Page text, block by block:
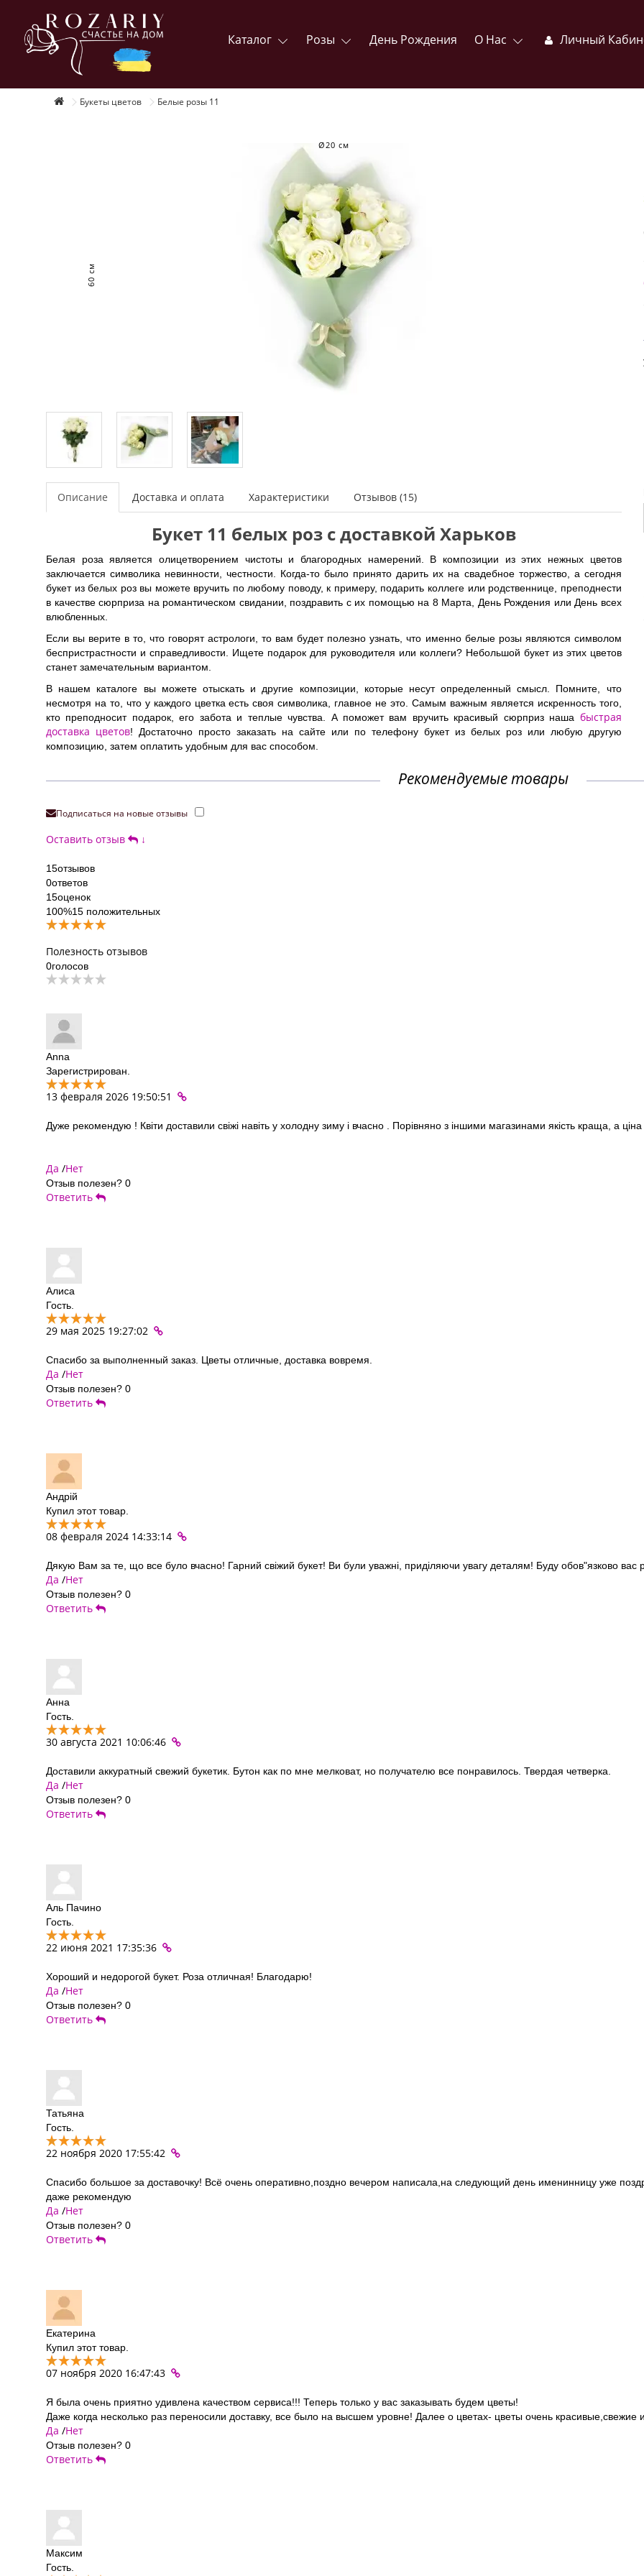
Каталог Розы День Рождения О Нас Личный
Букеты цветов Белые розы 11
Ø20 см
60 см
Описание Доставка и оплата Характеристики Отзывов (15)
Букет 11 белых роз с доставкой Харьков
Белая роза является олицетворением чистоты и благородных намерений. В композиции из этих нежных цветов
заключается символика невинности, честности. Когда-то было принято дарить их на свадебное торжество, а сегодня
букет из белых роз вы можете вручить по любому поводу, к примеру, подарить коллеге или родственнице, преподнести
в качестве сюрприза на романтическом свидании, поздравить с их помощью на 8 Марта, День Рождения или День всех
влюбленных.
Если вы верите в то, что говорят астрологи, то вам будет полезно узнать, что именно белые розы являются символом
беспристрастности и справедливости. Ищете подарок для руководителя или коллеги? Небольшой букет из этих цветов
станет замечательным вариантом.
В нашем каталоге вы можете отыскать и другие композиции, которые несут определенный смысл. Помните, что
несмотря на то, что у каждого цветка есть своя символика, главное не это. Самым важным является искренность того,
кто преподносит подарок, его забота и теплые чувства. А поможет вам вручить красивый сюрприз наша быстрая
доставка цветов! Достаточно просто заказать на сайте или по телефону букет из белых роз или любую другую
композицию, затем оплатить удобным для вас способом.
Рекомендуемые товары
Подписаться на новые отзывы
Оставить отзыв ↓
15отзывов
0ответов
15оценок
100%15 положительных
Полезность отзывов
0голосов
Anna
Зарегистрирован.
13 февраля 2026 19:50:51
Дуже рекомендую ! Квіти доставили свіжі навіть у холодну зиму і вчасно . Порівняно з іншими магазинами якість краща, а
Да /Нет
Отзыв полезен? 0
Ответить
Алиса
Гость.
29 мая 2025 19:27:02
Спасибо за выполненный заказ. Цветы отличные, доставка вовремя.
Да /Нет
Отзыв полезен? 0
Ответить
Андрій
Купил этот товар.
08 февраля 2024 14:33:14
Дякую Вам за те, що все було вчасно! Гарний свіжий букет! Ви були уважні, приділяючи увагу деталям! Буду обов"язково вас
Да /Нет
Отзыв полезен? 0
Ответить
Анна
Гость.
30 августа 2021 10:06:46
Доставили аккуратный свежий букетик. Бутон как по мне мелковат, но получателю все понравилось. Твердая четверка.
Да /Нет
Отзыв полезен? 0
Ответить
Аль Пачино
Гость.
22 июня 2021 17:35:36
Хороший и недорогой букет. Роза отличная! Благодарю!
Да /Нет
Отзыв полезен? 0
Ответить
Татьяна
Гость.
22 ноября 2020 17:55:42
Спасибо большое за доставочку! Всё очень оперативно,поздно вечером написала,на следующий день именинницу уже
даже рекомендую
Да /Нет
Отзыв полезен? 0
Ответить
Екатерина
Купил этот товар.
07 ноября 2020 16:47:43
Я была очень приятно удивлена качеством сервиса!!! Теперь только у вас заказывать будем цветы!
Даже когда несколько раз переносили доставку, все было на высшем уровне! Далее о цветах- цветы очень
Да /Нет
Отзыв полезен? 0
Ответить
Максим
Гость.